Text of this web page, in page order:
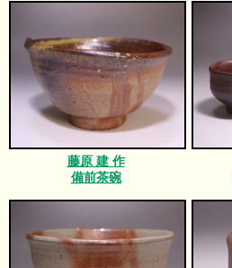
藤原 建 作
備前茶碗